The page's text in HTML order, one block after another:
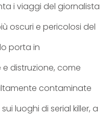
i viaggi del giornalista
oscuri e pericolosi del
porta in
distruzione, come
contaminate
luoghi di serial killer, a